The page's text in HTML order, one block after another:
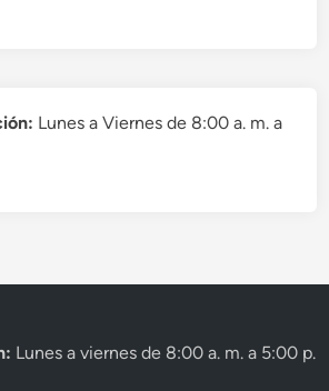
Lunes a Viernes de 8:00 a. m. a
Lunes a viernes de 8:00 a. m. a 5:00 p.